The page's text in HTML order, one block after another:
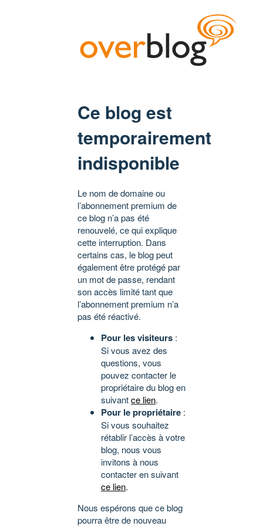
Ce blog est
temporairement
indisponible
Le nom de domaine ou
l’abonnement premium de
ce blog n’a pas été
renouvelé, ce qui explique
cette interruption. Dans
certains cas, le blog peut
également être protégé par
un mot de passe, rendant
son accès limité tant que
l’abonnement premium n’a
pas été réactivé.
Pour les visiteurs :
Si vous avez des
questions, vous
pouvez contacter le
propriétaire du blog en
suivantce lien.
Pour le propriétaire :
Si vous souhaitez
rétablir l’accès à votre
blog, nous vous
invitons à nous
contacter en suivant
ce lien.
Nous espérons que ce blog
pourra être de nouveau